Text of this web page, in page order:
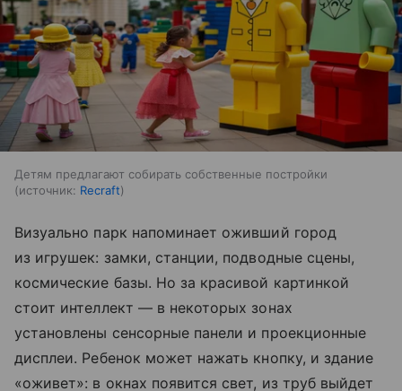
Детям предлагают собирать собственные постройки
источник: Recraft
Визуально парк напоминает оживший город
из игрушек: замки, станции, подводные сцены,
космические базы. Но за красивой картинкой
стоит интеллект — в некоторых зонах
установлены сенсорные панели и проекционные
дисплеи. Ребенок может нажать кнопку, и здание
«оживет»: в окнах появится свет, из труб выйдет